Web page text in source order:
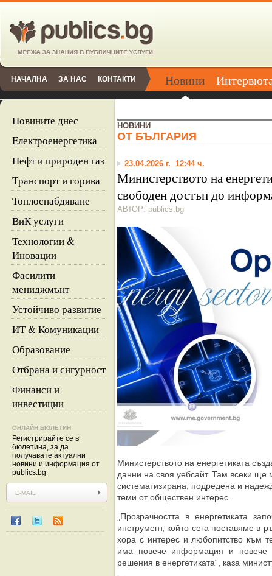
НАЧАЛНА ЗА НАС КОНТАКТИ Новини
Новините днес
Eлектроенергетика
Нефт и природен газ
Tранспорт и горива
Топлоснабдяване
ВиК услуги
Технологии &
Иновации
Фасилити
мениджмънт
Устойчиво развитие
ИТ & Комуникации
Образование
Отбрана и сигурност
Финанси и
инвестиции
ОНЛАЙН БЮЛЕТИН
Регистрирайте се в
бюлетина, за да
получавате актуални
новини и информация от
publics.bg
НОВИНИ
ОТ БЪЛГАРИЯ
23.04.2026 г. 12:44 ч.
Министерството на
свободен достъп до
АВТОР: publics.bg
Министерството на енергетиката
данни на своя уебсайт. Там всеки
систематизирана, подредена и
теми от обществен интерес.
„Прозрачността в енергетиката
инструмент, който сега поставяме в
хора с интерес и любопитство към
има повече информация и повече
решения в енергетиката“, каза